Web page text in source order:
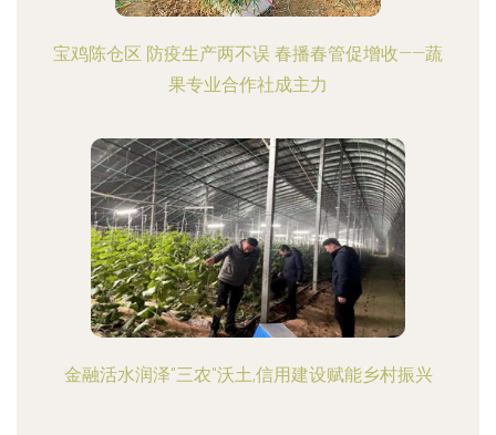
宝鸡陈仓区 防疫生产两不误 春播春管促增收——蔬
果专业合作社成主力
金融活水润泽"三农"沃土,信用建设赋能乡村振兴